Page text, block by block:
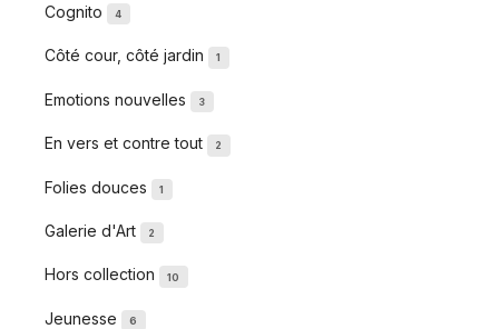
Cognito 4
Côté cour, côté jardin 1
Emotions nouvelles 3
En vers et contre tout 2
Folies douces 1
Galerie d'Art 2
Hors collection 10
Jeunesse 6